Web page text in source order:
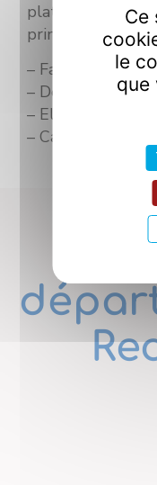
plateforme
principaux :
– Fabrication
– Dépôt par
– Elaboration
– Caractérisation
Ce
le
que